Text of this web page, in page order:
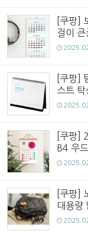
[쿠팡]
걸이
[쿠팡]
스트
[쿠팡]
B4 우
[쿠팡]
대용량